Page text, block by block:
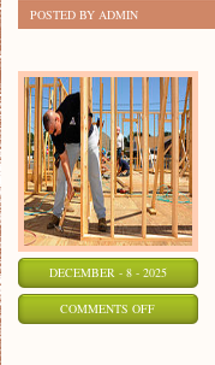
TYM
TYSIĘCY
DAM
POSTED BY ADMIN
DECEMBER - 8 - 2025
COMMENTS OFFON